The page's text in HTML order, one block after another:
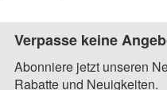
Verpasse keine
Abonniere jetzt unseren
Rabatte und Neuigkeiten.